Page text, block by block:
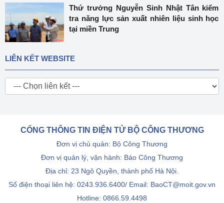
Thứ trưởng Nguyễn Sinh Nhật Tân kiểm
tra năng lực sản xuất nhiên liệu sinh học
tại miền Trung
LIÊN KẾT WEBSITE
CỔNG THÔNG TIN ĐIỆN TỬ BỘ CÔNG THƯƠNG
Đơn vị chủ quản: Bộ Công Thương
Đơn vị quản lý, vận hành: Báo Công Thương
Địa chỉ: 23 Ngô Quyền, thành phố Hà Nội.
Số điện thoại liên hệ: 0243.936.6400/ Email: BaoCT@moit.gov.vn
Hotline: 0866.59.4498